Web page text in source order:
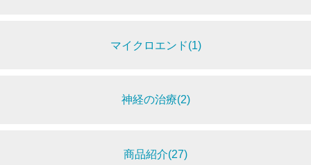
マイクロエンド(1)
神経の治療(2)
商品紹介(27)